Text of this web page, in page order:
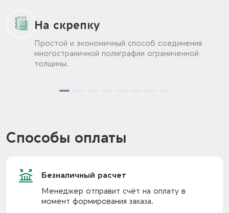
На скрепку
Простой и экономичный способ соединения
многостраничной полиграфии ограниченной
толщины.
Способы оплаты
Безналичный расчет
Менеджер отправит счёт на оплату в
момент формирования заказа.